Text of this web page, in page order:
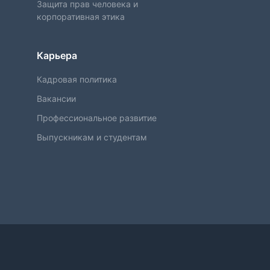
Защита прав человека и
корпоративная этика
Карьера
Кадровая политика
Вакансии
Профессиональное развитие
Выпускникам и студентам